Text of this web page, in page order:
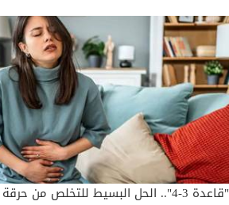
"قاعدة 3-4".. الحل البسيط للتخلص من حرقة المعدة ليلًا